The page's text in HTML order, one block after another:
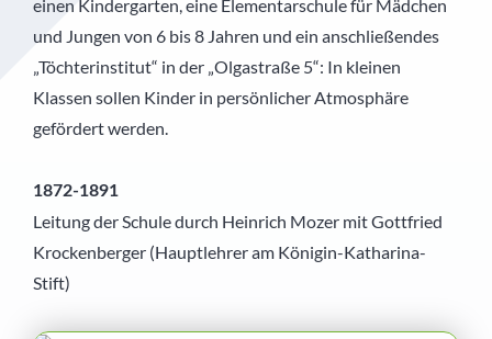
einen Kindergarten, eine Elementarschule für Mädchen
und Jungen von 6 bis 8 Jahren und ein anschließendes
„Töchterinstitut“ in der „Olgastraße 5“: In kleinen
Klassen sollen Kinder in persönlicher Atmosphäre
gefördert werden.
1872-1891
Leitung der Schule durch Heinrich Mozer mit Gottfried
Krockenberger (Hauptlehrer am Königin-Katharina-
Stift)
Diabetes Typ 1
Veranstaltungshighlights
Außerunterrichtliche Veranstaltungen
Praktika
Schulkrankenschwestern
Verwaltung
Küche
Elternbeirat
SMV